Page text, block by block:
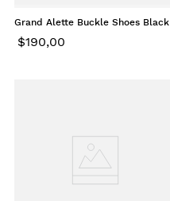
Grand Alette Buckle Shoes Black
$190,00